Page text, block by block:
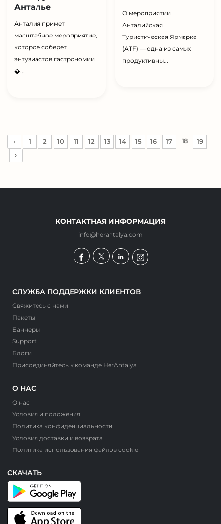
Анталье
Анталия примет
масштабное мероприятие,
которое соберет
энтузиастов гастрономии
�...
О мероприятии
Анталийская
Туристическая Ярмарка
(ATF) — одна из самых
продуктивны...
‹ 1 2 10 11 12 13 14 15 16 17 18
19
›
КОНТАКТНАЯ ИНФОРМАЦИЯ
info@herantalya.com
СЛУЖБА ПОДДЕРЖКИ КЛИЕНТОВ
Свяжитесь с нами
Пакеты
Баннеры
Support
Блоги
Присоединяйтесь к команде HerAntalya
О НАС
О нас
Условия и положения
Политика конфиденциальности
Условия доставки и возврата
Политика использования файлов cookie
СКАЧАТЬ